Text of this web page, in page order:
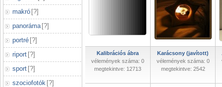
makró [?]
panoráma [?]
portré [?]
riport [?]
sport [?]
szociofotók [?]
Kalibrációs ábra
vélemények száma: 0
megtekintve: 12713
Karácsony (javított)
vélemények száma: 0
megtekintve: 2542